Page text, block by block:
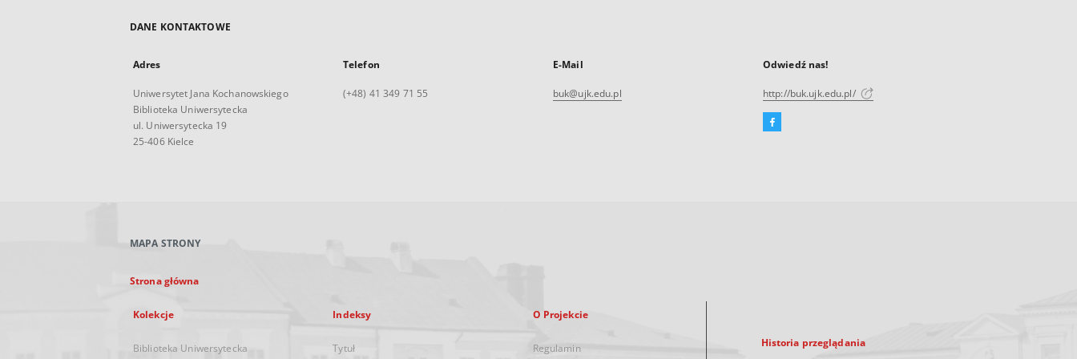
DANE KONTAKTOWE
Adres
Uniwersytet Jana Kochanowskiego
Biblioteka Uniwersytecka
ul. Uniwersytecka 19
25-406 Kielce
Telefon
(+48) 41 349 71 55
E-Mail
buk@ujk.edu.pl
Odwiedź nas!
http://buk.ujk.edu.pl/
Facebook
MAPA STRONY
Strona główna
Kolekcje
Biblioteka Uniwersytecka
Indeksy
Tytuł
O Projekcie
Regulamin Historia przeglądania